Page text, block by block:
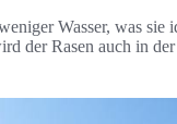
Wasser, was
der Rasen auch in